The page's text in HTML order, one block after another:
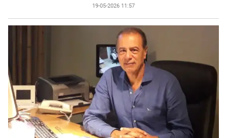
19-05-2026 11:57